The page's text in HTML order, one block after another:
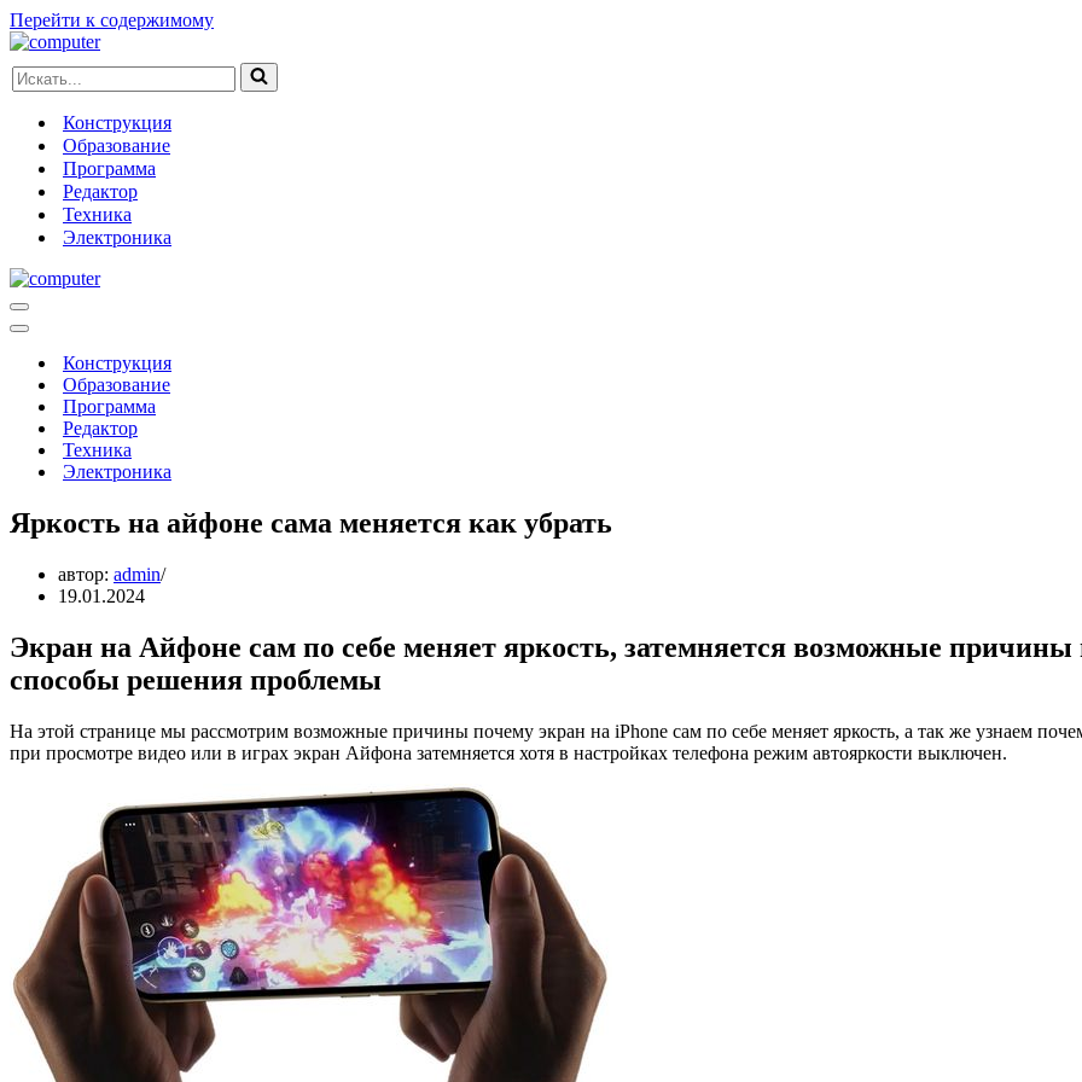
Перейти к содержимому
Искать...
Конструкция
Образование
Программа
Редактор
Техника
Электроника
Меню
навигации
Меню
навигацииКонструкция
Образование
Программа
Редактор
Техника
Электроника
Яркость на айфоне сама меняется как убрать
автор: admin
19.01.2024
Экран на Айфоне сам по себе меняет яркость, затемняется возможные причины
способы решения проблемы
На этой странице мы рассмотрим возможные причины почему экран на iPhone сам по себе меняет яркость, а так же узнаем
при просмотре видео или в играх экран Айфона затемняется хотя в настройках телефона режим автояркости выключен.